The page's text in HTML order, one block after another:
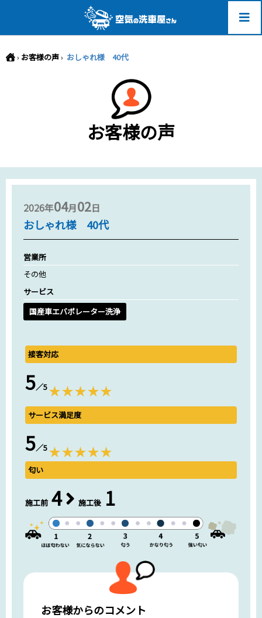
› お客様の声› おしゃれ様 40代
お客様の声
2026年04月02日
おしゃれ様 40代
営業所
その他
サービス
国産車エバポレーター洗浄
接客対応
5／5
サービス満足度
5／5
匂い
施工前 4 施工後 1
お客様からのコメント